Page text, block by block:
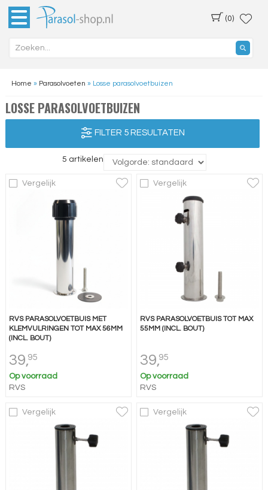
(0)
Home » Parasolvoeten » Losse parasolvoetbuizen
LOSSE PARASOLVOETBUIZEN
FILTER 5 RESULTATEN
5 artikelen
Vergelijk
RVS PARASOLVOETBUIS MET
KLEMVULRINGEN TOT MAX 56MM
(INCL. BOUT)
39,95
Op voorraad
RVS
Vergelijk
RVS PARASOLVOETBUIS TOT MAX
55MM (INCL. BOUT)
39,95
Op voorraad
RVS
Vergelijk Vergelijk